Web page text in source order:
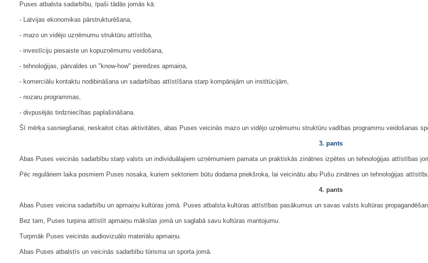
Puses atbalsta sadarbību, īpaši tādās jomās kā:
- Latvijas ekonomikas pārstrukturēšana,
- mazo un vidējo uzņēmumu struktūru attīstība,
- investīciju piesaiste un kopuzņēmumu veidošana,
- tehnoloģijas, pārvaldes un "know-how" pieredzes apmaiņa,
- komerciālu kontaktu nodibināšana un sadarbības attīstīšana starp kompānijām un institūcijām,
- nozaru programmas,
- divpusējās tirdzniecības paplašināšana.
Šī mērķa sasniegšanai, neskaitot citas aktivitātes, abas Puses veicinās mazo un vidējo uzņēmumu struktūru vadības programmu veidošanas
3. pants
Abas Puses veicinās sadarbību starp valsts un individuālajiem uzņēmumiem pamata un praktiskās zinātnes izpētes un tehnoloģijas attīstības
Pēc regulāriem laika posmiem Puses nosaka, kuriem sektoriem būtu dodama priekšroka, lai veicinātu abu Pušu zinātnes un tehnoloģijas
4. pants
Abas Puses veicina sadarbību un apmaiņu kultūras jomā. Puses atbalsta kultūras attīstības pasākumus un savas valsts kultūras
Bez tam, Puses turpina attīstīt apmaiņu mākslas jomā un saglabā savu kultūras mantojumu.
Turpmāk Puses veicinās audiovizuālo materiālu apmaiņu.
Abas Puses atbalstīs un veicinās sadarbību tūrisma un sporta jomā.